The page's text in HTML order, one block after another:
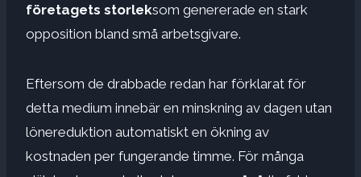
företagets storleksom genererade en stark
opposition bland små arbetsgivare.
Eftersom de drabbade redan har förklarat för
detta medium innebär en minskning av dagen utan
lönereduktion automatiskt en ökning av
kostnaden per fungerande timme. För många